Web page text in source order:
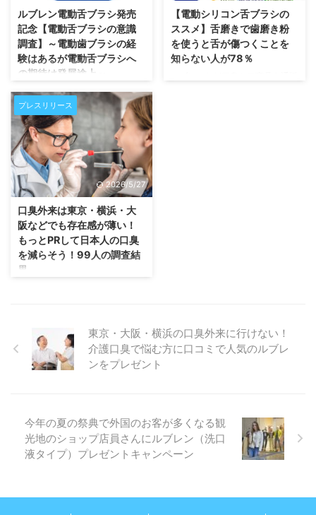
人） バレンタインでチョコと一
緒に悪臭も届いてる？そんなイメ
ージダウンを起こさないために
義理チョコでも本気のチョコで
も、人間関係を良くするために行
ん。しかし、面と向かってチョコ
を渡しますので、息も相手に向か
…
なりましたか？ 【結果】 はい
57%以前と変わらず 34%いいえ
7%わからない 2% どんな場面で
家族の口臭が気になりましたか？
【結果】 会話する時 50％いつか
ルブレン電動舌ブラシ発売
記念【電動舌ブラシの意識
調査】～電動歯ブラシの経
験はあるが電動舌ブラシへ
の期待は発展途上～
ルブレンなど口臭ケア商品を通販
する株式会社いいの製薬（本社：
横浜、代表取締役：飯野貴行）
は、「ルブレン電動舌ブラシ発売
記念【電動舌ブラシの意識調査】
～電動歯ブラシの経験はあるが電
動舌ブラシへの期待は発展途上
～」をご報告します。 ※2022年4
月インターネット100人男女アン
ケート（自社調べ） 電動の歯ブ
ラシを使ったことがありますか？
はい 67% いいえ 33% ​舌磨きは
電動にすると良いと思いますか？
はい 32% いいえ 27% 分からない
【電動シリコン舌ブラシの
ススメ】舌磨きで歯磨き粉
を使うと舌が傷つくことを
知らない人が78％
プレスリリース
2026/5/27
口臭外来は東京・横浜・大
阪などでも存在感が薄い！
もっとPRして日本人の口臭
を減らそう！99人の調査結
果
役：飯野貴行）は、口臭外来に関
する99人アンケート結果をご報
告します。 背景 病気になれば病
院に行きますが、果たして口臭の
なのか？ インターネットで99人
にアンケートを実施しました。
（調査期間：2020年1月15日～
ーネットで99人アンケートを実
東京・大阪・横浜の口臭外来に行けない！
介護口臭で悩む方に口コミで人気のルブレ
ンをプレゼント
今年の夏の祭典で外国のお客が多くなる観
光地のショップ店員さんにルブレン（洗口
液タイプ）プレゼントキャンペーン